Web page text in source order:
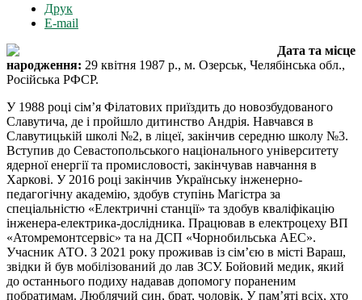
Друк
E-mail
Дата та місце
народження: 29 квітня 1987 р., м. Озерськ, Челябінська обл.,
Російська РФСР.
У 1988 році сім’я Філатових приїздить до новозбудованого
Славутича, де і пройшло дитинство Андрія. Навчався в
Славутицькій школі №2, в ліцеї, закінчив середню школу №3.
Вступив до Севастопольського національного університету
ядерної енергії та промисловості, закінчував навчання в
Харкові. У 2016 році закінчив Українську інженерно-
педагогічну академію, здобув ступінь Магістра за
спеціальністю «Електричні станції» та здобув кваліфікацію
інженера-електрика-дослідника. Працював в електроцеху ВП
«Атомремонтсервіс» та на ДСП «Чорнобильська АЕС».
Учасник АТО. З 2021 року проживав із сім’єю в місті Вараш,
звідки й був мобілізований до лав ЗСУ. Бойовий медик, який
до останнього подиху надавав допомогу пораненим
побратимам. Люблячий син, брат, чоловік. У пам’яті всіх, хто